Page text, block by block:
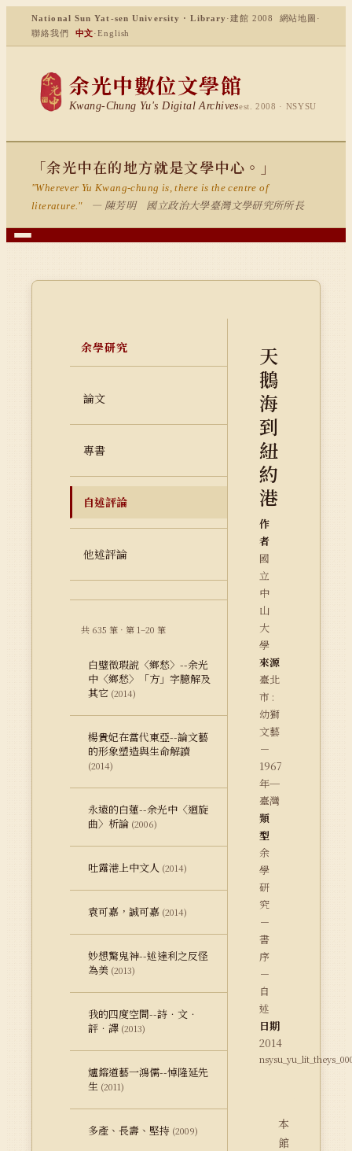
National Sun Yat-sen University · Library ·建館 2008 網站地圖 ·
聯絡我們
中文·English
余光中數位文學館
Kwang-Chung Yu's Digital Archivesest. 2008 · NSYSU
「余光中在的地方就是文學中心。」
"Wherever Yu Kwang-chung is, there is the centre of
literature."
— 陳芳明 國立政治大學臺灣文學研究所所長
余學研究
論文
專書
自述評論
他述評論
共 635 筆 · 第 1–20 筆
白璧微瑕說〈鄉愁〉--余光
中〈鄉愁〉「方」字臆解及
其它 (2014)
楊貴妃在當代東亞--論文藝
的形象塑造與生命解讀
(2014)
永遠的白蓮--余光中〈迴旋
曲〉析論 (2006)
吐露港上中文人 (2014)
袁可嘉，誠可嘉 (2014)
妙想驚鬼神--述達利之反怪
為美 (2013)
我的四度空間--詩．文．
評．譯 (2013)
爐鎔道藝一鴻儒--悼隆延先
生 (2011)
多產、長壽、堅持 (2009)
天
鵝
海
到
紐
約
港
作
者
國
立
中
山
大
學
來源
臺北
市 :
幼獅
文藝
－
1967
年─
臺灣
類
型
余
學
研
究
－
書
序
－
自
述
日期
2014
本
館